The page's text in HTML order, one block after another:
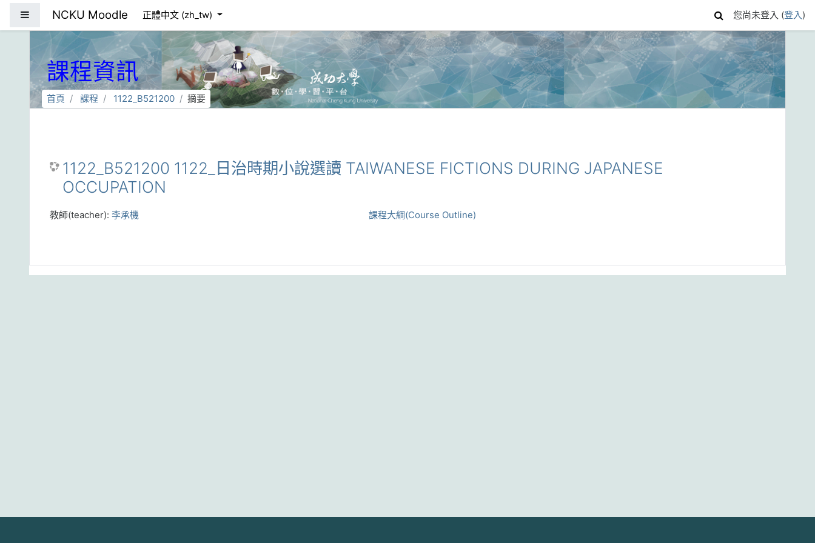
NCKU Moodle 正體中文 ‎(zh_tw)‎ 您尚未登入 (登入)
課程資訊
首頁 課程 1122_B521200 摘要
1122_B521200 1122_日治時期小說選讀 TAIWANESE FICTIONS DURING JAPANESE
OCCUPATION
課程大綱(Course Outline)
教師(teacher): 李承機